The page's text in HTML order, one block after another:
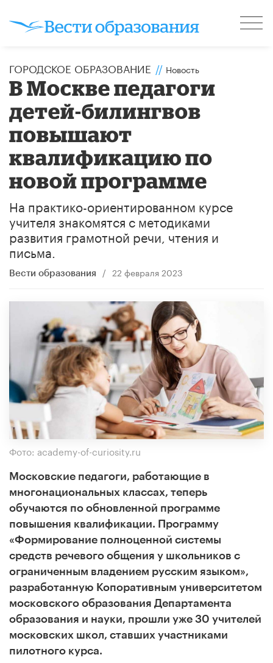
ГОРОДСКОЕ ОБРАЗОВАНИЕ // Новость
В Москве педагоги
детей-билингвов
повышают
квалификацию по
новой программе
На практико-ориентированном курсе
учителя знакомятся с методиками
развития грамотной речи, чтения и
письма.
Вести образования / 22 февраля 2023
Фото: academy-of-curiosity.ru
Московские педагоги, работающие в
многонациональных классах, теперь
обучаются по обновленной программе
повышения квалификации. Программу
«Формирование полноценной системы
средств речевого общения у школьников с
ограниченным владением русским языком»,
разработанную Копоративным университетом
московского образования Департамента
образования и науки, прошли уже 30 учителей
московских школ, ставших участниками
пилотного курса.